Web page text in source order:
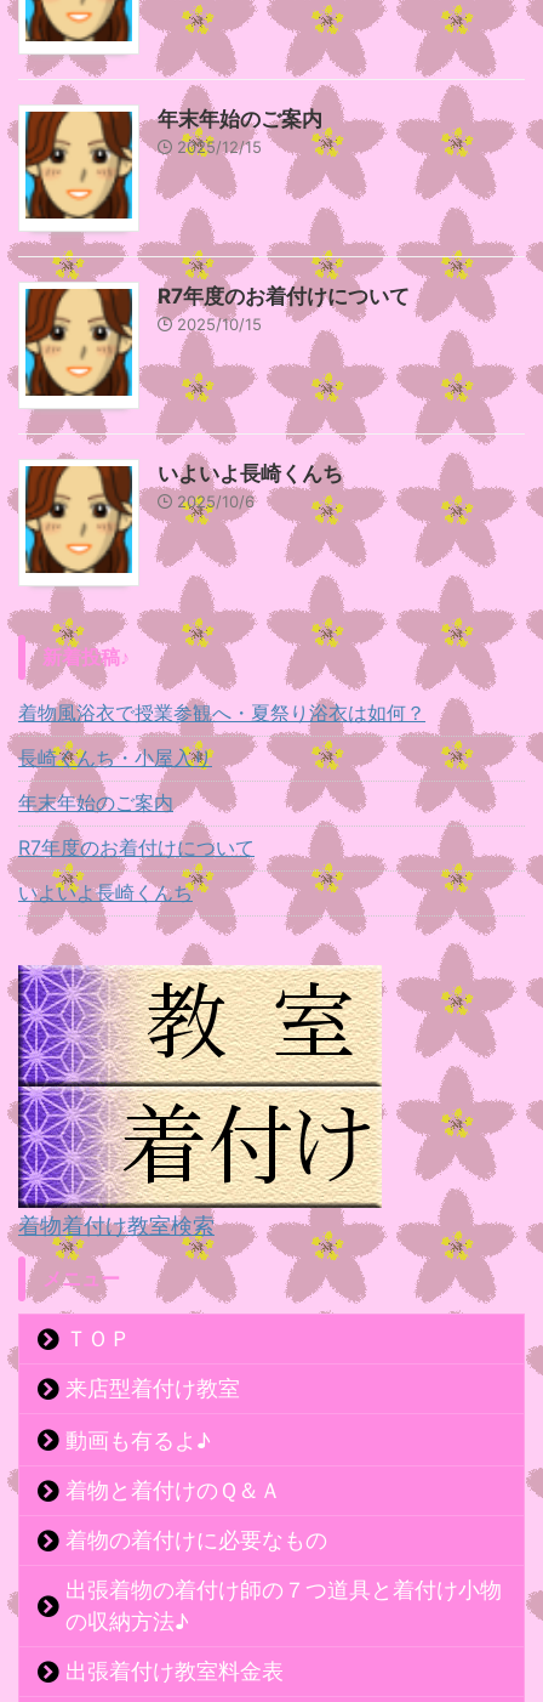
年末年始のご案内
2025/12/15
R7年度のお着付けについて
2025/10/15
いよいよ長崎くんち
2025/10/6
新着投稿♪
着物風浴衣で授業参観へ・夏祭り浴衣は如何？
長崎くんち・小屋入り
年末年始のご案内
R7年度のお着付けについて
いよいよ長崎くんち
着物着付け教室検索
メニュー
ＴＯＰ
来店型着付け教室
動画も有るよ♪
着物と着付けのＱ＆Ａ
着物の着付けに必要なもの
出張着物の着付け師の７つ道具と着付け小物
の収納方法♪
出張着付け教室料金表